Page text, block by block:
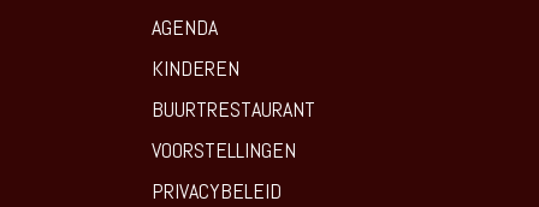
AGENDA
KINDEREN
BUURTRESTAURANT
VOORSTELLINGEN
PRIVACYBELEID